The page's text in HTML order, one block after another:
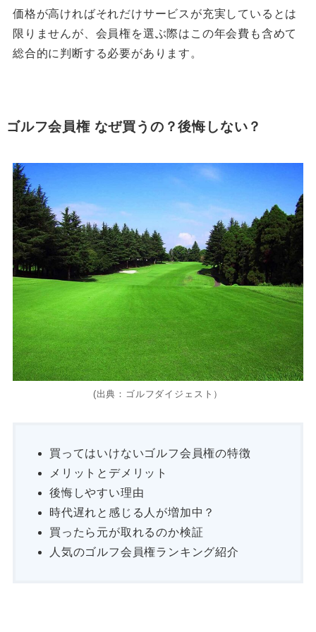
価格が高ければそれだけサービスが充実しているとは
限りませんが、会員権を選ぶ際はこの年会費も含めて
総合的に判断する必要があります。
ゴルフ会員権 なぜ買うの？後悔しない？
(出典：ゴルフダイジェスト）
買ってはいけないゴルフ会員権の特徴
メリットとデメリット
後悔しやすい理由
時代遅れと感じる人が増加中？
買ったら元が取れるのか検証
人気のゴルフ会員権ランキング紹介